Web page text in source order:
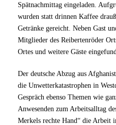
Spätnachmittag eingeladen.
wurden statt drinnen Kaffee
Getränke gereicht. Neben Gast
Mitglieder des Reibertenröder
Ortes und weitere Gäste
Der deutsche Abzug aus
die Unwetterkatastrophen in
Gespräch ebenso Themen wie
Anwesenden zum Arbeitsalltag
Merkels rechte Hand“ die Arbeit